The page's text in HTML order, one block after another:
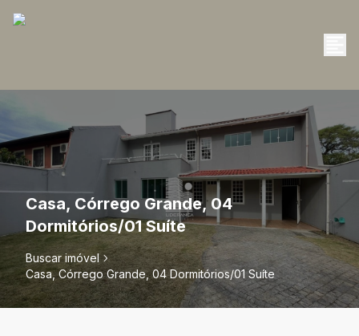
Casa, Córrego Grande, 04
Dormitórios/01 Suíte
Buscar imóvel
Casa, Córrego Grande, 04 Dormitórios/01 Suíte